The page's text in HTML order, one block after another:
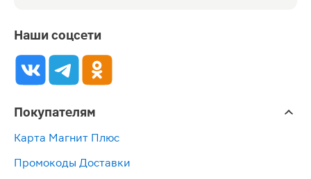
Наши соцсети
Покупателям
Карта Магнит Плюс
Промокоды Доставки